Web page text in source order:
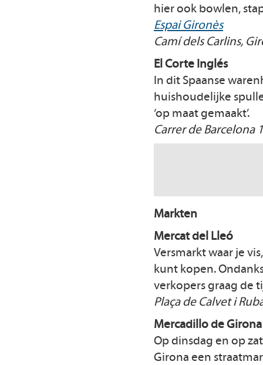
hier ook bowlen,
Espai Gironès
Camí dels Carlins,
El Corte Inglés
In dit Spaanse
huishoudelijke
‘op maat gemaakt’.
Carrer de Barcelona
Markten
Mercat del Lleó
Versmarkt waar je
kunt kopen.
verkopers graag de
Plaça de Calvet i
Mercadillo de Girona
Op dinsdag en op
Girona een